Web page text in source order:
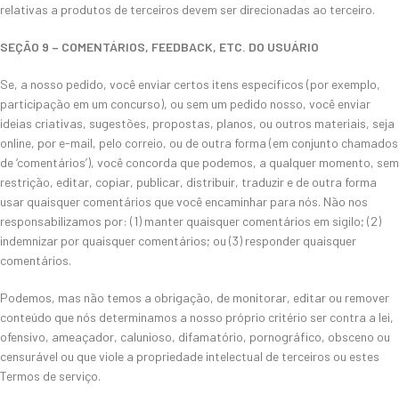
relativas a produtos de terceiros devem ser direcionadas ao terceiro.
SEÇÃO 9 – COMENTÁRIOS, FEEDBACK, ETC. DO USUÁRIO
Se, a nosso pedido, você enviar certos itens específicos (por exemplo,
participação em um concurso), ou sem um pedido nosso, você enviar
ideias criativas, sugestões, propostas, planos, ou outros materiais, seja
online, por e-mail, pelo correio, ou de outra forma (em conjunto chamados
de ‘comentários’), você concorda que podemos, a qualquer momento, sem
restrição, editar, copiar, publicar, distribuir, traduzir e de outra forma
usar quaisquer comentários que você encaminhar para nós. Não nos
responsabilizamos por: (1) manter quaisquer comentários em sigilo; (2)
indemnizar por quaisquer comentários; ou (3) responder quaisquer
comentários.
Podemos, mas não temos a obrigação, de monitorar, editar ou remover
conteúdo que nós determinamos a nosso próprio critério ser contra a lei,
ofensivo, ameaçador, calunioso, difamatório, pornográfico, obsceno ou
censurável ou que viole a propriedade intelectual de terceiros ou estes
Termos de serviço.